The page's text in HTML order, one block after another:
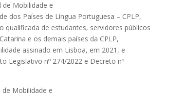
de Mobilidade e
dos Países de Língua Portuguesa – CPLP,
de estudantes, servidores públicos
e os demais países da CPLP,
assinado em Lisboa, em 2021, e
Legislativo nº 274/2022 e Decreto nº
de Mobilidade e